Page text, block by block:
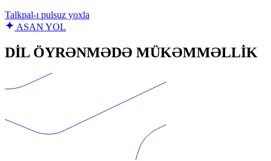
Talkpal‑ı pulsuz yoxla
ASAN YOL
DİL ÖYRƏNMƏDƏ MÜKƏMMƏLLİK